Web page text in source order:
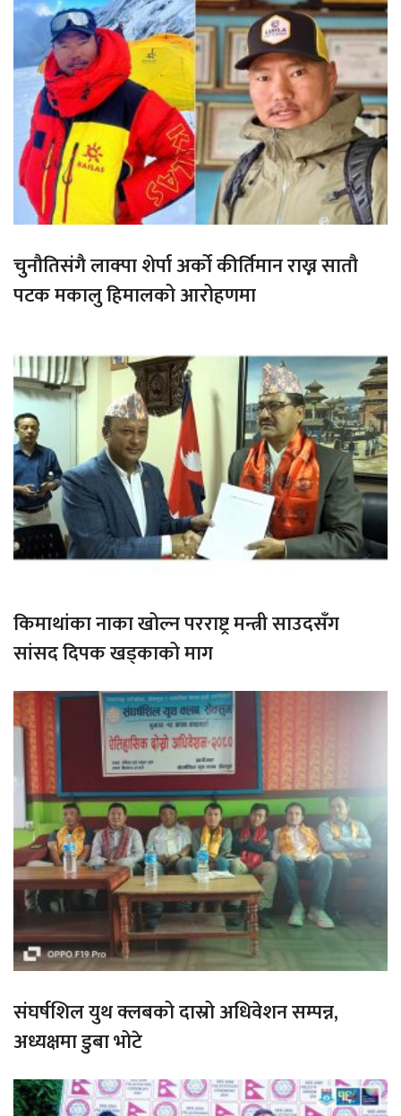
चुनौतिसंगै लाक्पा शेर्पा अर्को कीर्तिमान राख्न सातौ
पटक मकालु हिमालको आरोहणमा
किमाथांका नाका खोल्न परराष्ट्र मन्त्री साउदसँग
सांसद दिपक खड्काको माग
संघर्षशिल युथ क्लबको दास्रो अधिवेशन सम्पन्न,
अध्यक्षमा डुबा भोटे